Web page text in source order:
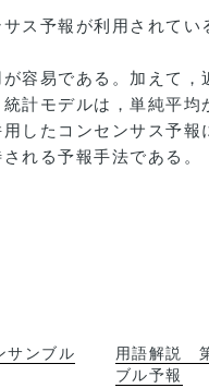
ス予報が利用されて
容易である。加えて
計モデルは，単純平
したコンセンサス予
れる予報手法である。
ンブル
用語解説
ブル予報